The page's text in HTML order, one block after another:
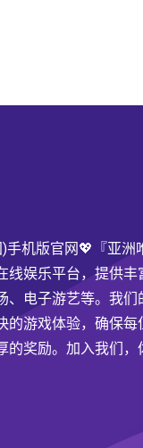
)手机版官网💖『亚
娱乐平台，提供丰
、电子游艺等。我们
的游戏体验，确保每
的奖励。加入我们，